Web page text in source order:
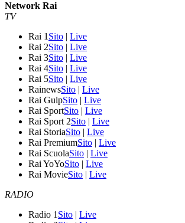
Network Rai
TV
Rai 1 Sito | Live
Rai 2Sito | Live
Rai 3Sito | Live
Rai 4Sito | Live
Rai 5Sito | Live
RainewsSito | Live
Rai GulpSito | Live
Rai SportSito | Live
Rai Sport 2Sito | Live
Rai StoriaSito | Live
Rai PremiumSito | Live
Rai ScuolaSito | Live
Rai YoYoSito | Live
Rai MovieSito | Live
RADIO
Radio 1 Sito | Live